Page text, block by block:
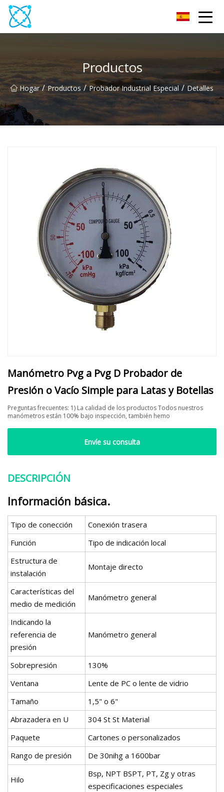
Productos
Hogar / Productos / Probador Industrial Especial / Detalles
Manómetro Pvg a Pvg D Probador de
Presión o Vacío Simple para Latas y Botellas
Preguntas frecuentes: 1) La calidad de los productos Todos nuestros
manómetros están 100% bajo inspección, también hemo
Envíe su consulta
DESCRIPCIÓN
Información básica.
Tipo de conección
Conexión trasera
Función
Tipo de indicación local
Estructura de
instalación
Montaje directo
Características del
medio de medición
Manómetro general
Indicando la
referencia de
presión
Manómetro general
Sobrepresión
130%
Ventana
Lente de PC o lente de vidrio
Tamaño
1,5" o 6"
Abrazadera en U
304 St St Material
Paquete
Cartones o personalizados
Rango de presión
De 30nihg a 1600bar
Hilo
Bsp, NPT BSPT, PT, Zg y otras
especificaciones especiales